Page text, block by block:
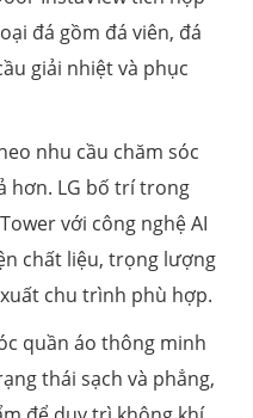
đá gồm đá viên, đá
giải nhiệt và phục
nhu cầu chăm sóc
hơn. LG bố trí trong
với công nghệ AI
chất liệu, trọng lượng
chu trình phù hợp.
quần áo thông minh
thái sạch và phẳng,